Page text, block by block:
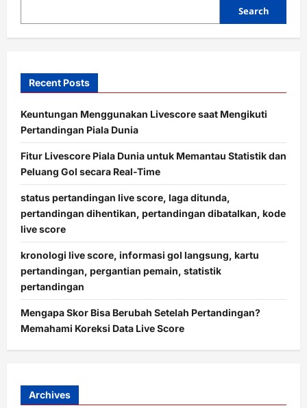
n
Search
Recent Posts
Keuntungan Menggunakan Livescore saat Mengikuti
Pertandingan Piala Dunia
Fitur Livescore Piala Dunia untuk Memantau Statistik dan
Peluang Gol secara Real-Time
status pertandingan live score, laga ditunda,
pertandingan dihentikan, pertandingan dibatalkan, kode
live score
kronologi live score, informasi gol langsung, kartu
pertandingan, pergantian pemain, statistik
pertandingan
Mengapa Skor Bisa Berubah Setelah Pertandingan?
Memahami Koreksi Data Live Score
Archives